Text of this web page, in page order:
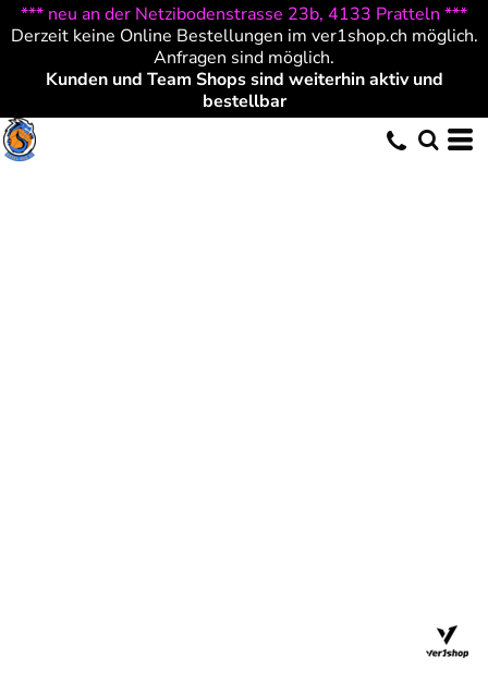
*** neu an der Netzibodenstrasse 23b, 4133 Pratteln ***
Derzeit keine Online Bestellungen im ver1shop.ch möglich.
Anfragen sind möglich.
Kunden und Team Shops sind weiterhin aktiv und
bestellbar